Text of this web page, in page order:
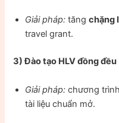
Giải pháp: tăngchặng
travel grant.
3) Đào tạo HLV đồng đều
Giải pháp: chương
tài liệu chuẩn mở.